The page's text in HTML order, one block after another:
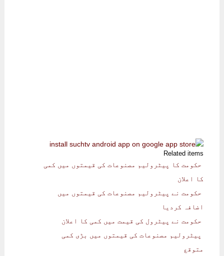
Related items
حکومت کا پیٹرولیم مصنوعات کی قیمتوں میں کمی
کا اعلان
حکومت نے پیٹرولیم مصنوعات کی قیمتوں میں
اضافہ کردیا
حکومت نے پیٹرول کی قیمت میں کمی کا اعلان
پیٹرولیم مصنوعات کی قیمتوں میں بڑی کمی
متوقع